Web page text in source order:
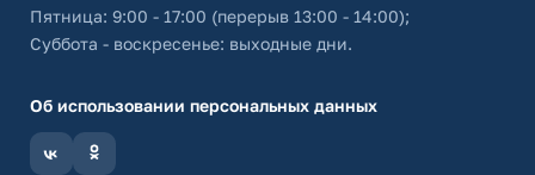
Пятница: 9:00 - 17:00 (перерыв 13:00 - 14:00);
Суббота - воскресенье: выходные дни.
Об использовании персональных данных